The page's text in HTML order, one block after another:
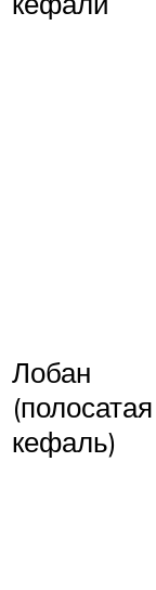
Лобан
(полосатая
кефаль)